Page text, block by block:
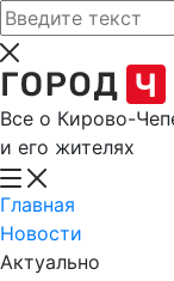
Все о Кирово-
и его жителях
Главная
Новости
Актуально